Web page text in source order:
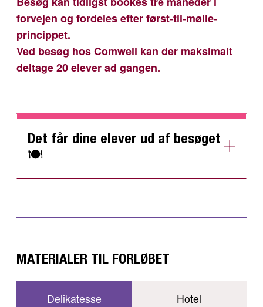
forvejen og fordeles efter først-til-mølle-
princippet.
Ved besøg hos Comwell kan der maksimalt
deltage 20 elever ad gangen.
Det får dine elever ud af besøget
🍽️
MATERIALER TIL FORLØBET
Delikatesse Hotel